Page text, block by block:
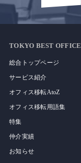
TOKYO BEST OFFICE
総合トップページ
サービス紹介
オフィス移転AtoZ
オフィス移転用語集
特集
仲介実績
お知らせ